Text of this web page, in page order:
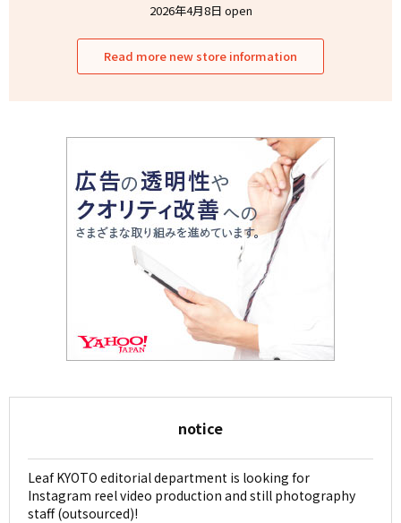
2026年4月8日 open
Read more new store information
notice
Leaf KYOTO editorial department is looking for
Instagram reel video production and still photography
staff (outsourced)!